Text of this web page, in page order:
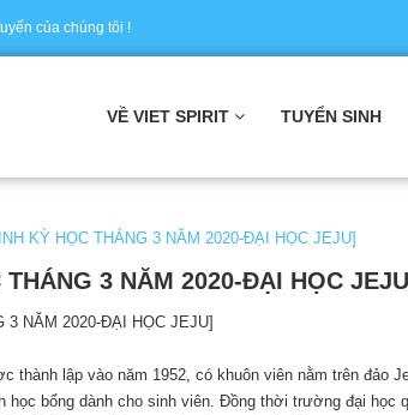
của chúng tôi !
VỀ VIET SPIRIT TUYỂN SINH
KỲ HỌC THÁNG 3 NĂM 2020-ĐẠI HỌC JEJU]
THÁNG 3 NĂM 2020-ĐẠI HỌC
3 NĂM 2020-ĐẠI HỌC JEJU]
thành lập vào năm 1952, có khuôn viên nằm trên đảo
bổng dành cho sinh viên. Đồng thời trường đại học